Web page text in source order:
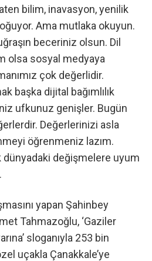
bilim, inavasyon, yenilik
Ama mutlaka okuyun.
beceriniz olsun. Dil
olsa sosyal medyaya
çok değerlidir.
başka dijital bağımlılık
ufkunuz genişler. Bugün
Değerlerinizi asla
öğrenmeniz lazım.
değişmelere uyum
yapan Şahinbey
Tahmazoğlu, ‘Gaziler
sloganıyla 253 bin
uçakla Çanakkale’ye